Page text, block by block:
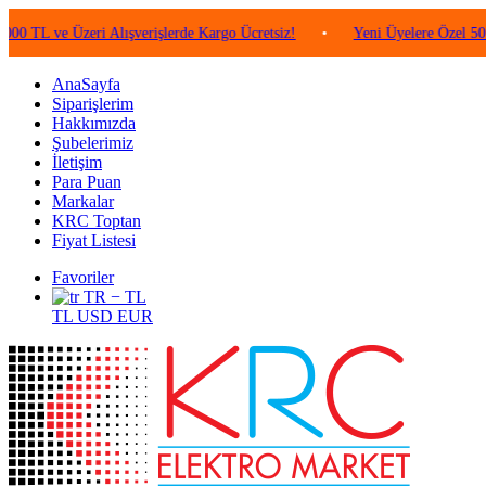
Üzeri Alışverişlerde Kargo Ücretsiz! • Yeni Üyelere Özel 50 TL
AnaSayfa
Siparişlerim
Hakkımızda
Şubelerimiz
İletişim
Para Puan
Markalar
KRC Toptan
Fiyat Listesi
Favoriler
TR − TL
TL USD EUR